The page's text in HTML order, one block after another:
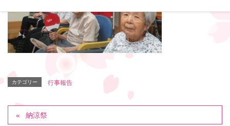
カテゴリー 行事報告
納涼祭